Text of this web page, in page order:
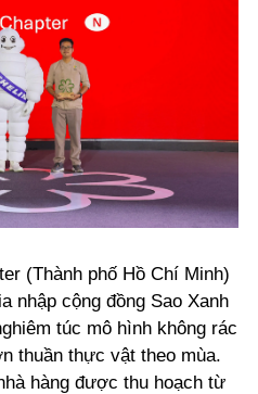
(Thành phố Hồ Chí Minh)
nhập cộng đồng Sao Xanh
túc mô hình không rác
thuần thực vật theo mùa.
hàng được thu hoạch từ